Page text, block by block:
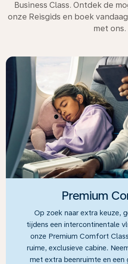
Business Class. Ontdek de
onze Reisgids en boek
met ons.
Premium
Op zoek naar extra keuze,
tijdens een intercontinentale
onze Premium Comfort
ruime, exclusieve cabine.
met extra beenruimte en een